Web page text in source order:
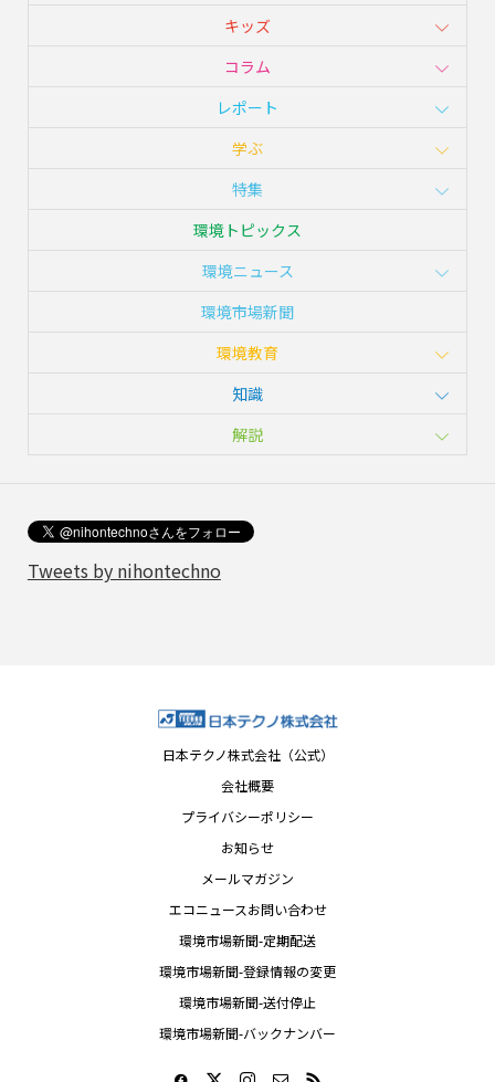
キッズ
コラム
レポート
学ぶ
特集
環境トピックス
環境ニュース
環境市場新聞
環境教育
知識
解説
Tweets by nihontechno
日本テクノ株式会社（公式）
会社概要
プライバシーポリシー
お知らせ
メールマガジン
エコニュースお問い合わせ
環境市場新聞-定期配送
環境市場新聞-登録情報の変更
環境市場新聞-送付停止
環境市場新聞-バックナンバー